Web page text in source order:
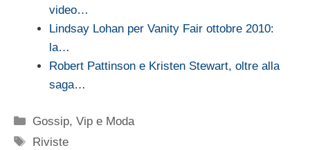
video…
Lindsay Lohan per Vanity Fair ottobre 2010:
la…
Robert Pattinson e Kristen Stewart, oltre alla
saga…
Categorie
Gossip,Vip e Moda
Tag
Riviste